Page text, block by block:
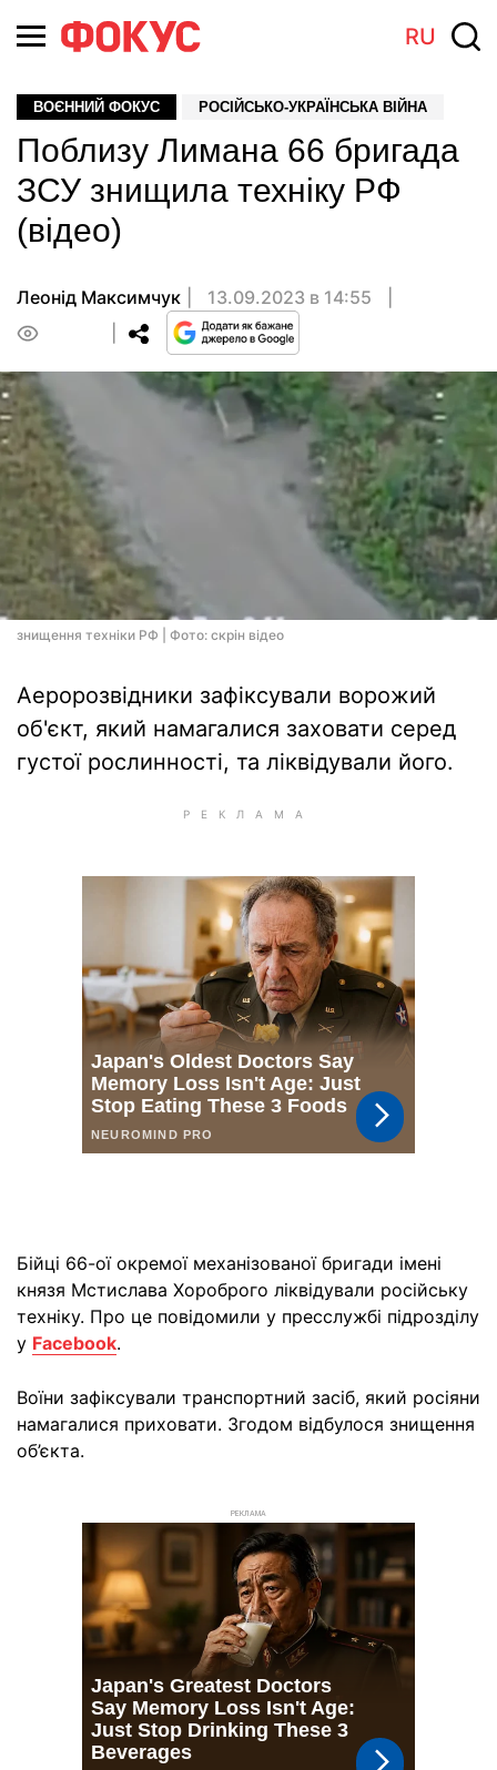
RU
ВОЄННИЙ ФОКУС РОСІЙСЬКО-УКРАЇНСЬКА ВІЙНА
Поблизу Лимана 66 бригада
ЗСУ знищила техніку РФ
(відео)
Леонід Максимчук
13.09.2023 в 14:55
знищення техніки РФ | Фото: скрін відео
Аеророзвідники зафіксували ворожий
об'єкт, який намагалися заховати серед
густої рослинності, та ліквідували його.
Бійці 66-ої окремої механізованої бригади імені
князя Мстислава Хороброго ліквідували російську
техніку. Про це повідомили у пресслужбі підрозділу
у Facebook.
Воїни зафіксували транспортний засіб, який росіяни
намагалися приховати. Згодом відбулося знищення
об’єкта.
РЕКЛАМА